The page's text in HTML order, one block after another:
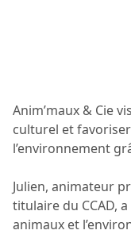
Anim’maux & Cie
culturel et favoriser
l’environnement
Julien, animateur
titulaire du CCAD,
animaux et